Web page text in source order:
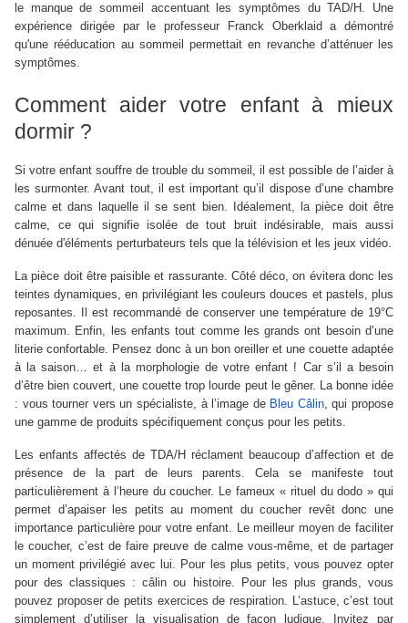
le manque de sommeil accentuant les symptômes du TAD/H. Une
expérience dirigée par le professeur Franck Oberklaid a démontré
qu'une rééducation au sommeil permettait en revanche d’atténuer les
symptômes.
Comment aider votre enfant à mieux
dormir ?
Si votre enfant souffre de trouble du sommeil, il est possible de l’aider à
les surmonter. Avant tout, il est important qu’il dispose d’une chambre
calme et dans laquelle il se sent bien. Idéalement, la pièce doit être
calme, ce qui signifie isolée de tout bruit indésirable, mais aussi
dénuée d'éléments perturbateurs tels que la télévision et les jeux vidéo.
La pièce doit être paisible et rassurante. Côté déco, on évitera donc les
teintes dynamiques, en privilégiant les couleurs douces et pastels, plus
reposantes. Il est recommandé de conserver une température de 19°C
maximum. Enfin, les enfants tout comme les grands ont besoin d’une
literie confortable. Pensez donc à un bon oreiller et une couette adaptée
à la saison… et à la morphologie de votre enfant ! Car s’il a besoin
d’être bien couvert, une couette trop lourde peut le gêner. La bonne idée
: vous tourner vers un spécialiste, à l’image de Bleu Câlin, qui propose
une gamme de produits spécifiquement conçus pour les petits.
Les enfants affectés de TDA/H réclament beaucoup d’affection et de
présence de la part de leurs parents. Cela se manifeste tout
particulièrement à l’heure du coucher. Le fameux « rituel du dodo » qui
permet d’apaiser les petits au moment du coucher revêt donc une
importance particulière pour votre enfant. Le meilleur moyen de faciliter
le coucher, c’est de faire preuve de calme vous-même, et de partager
un moment privilégié avec lui. Pour les plus petits, vous pouvez opter
pour des classiques : câlin ou histoire. Pour les plus grands, vous
pouvez proposer de petits exercices de respiration. L’astuce, c’est tout
simplement d’utiliser la visualisation de façon ludique. Invitez par